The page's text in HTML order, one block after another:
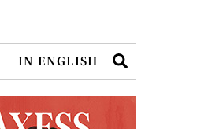
IN ENGLISH